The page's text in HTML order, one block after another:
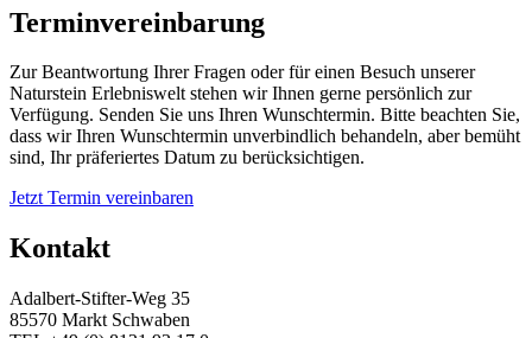
Terminvereinbarung
Zur Beantwortung Ihrer Fragen oder für einen Besuch unserer
Naturstein Erlebniswelt stehen wir Ihnen gerne persönlich zur
Verfügung. Senden Sie uns Ihren Wunschtermin. Bitte beachten Sie,
dass wir Ihren Wunschtermin unverbindlich behandeln, aber bemüht
sind, Ihr präferiertes Datum zu berücksichtigen.
Jetzt Termin vereinbaren
Kontakt
Adalbert-Stifter-Weg 35
85570 Markt Schwaben